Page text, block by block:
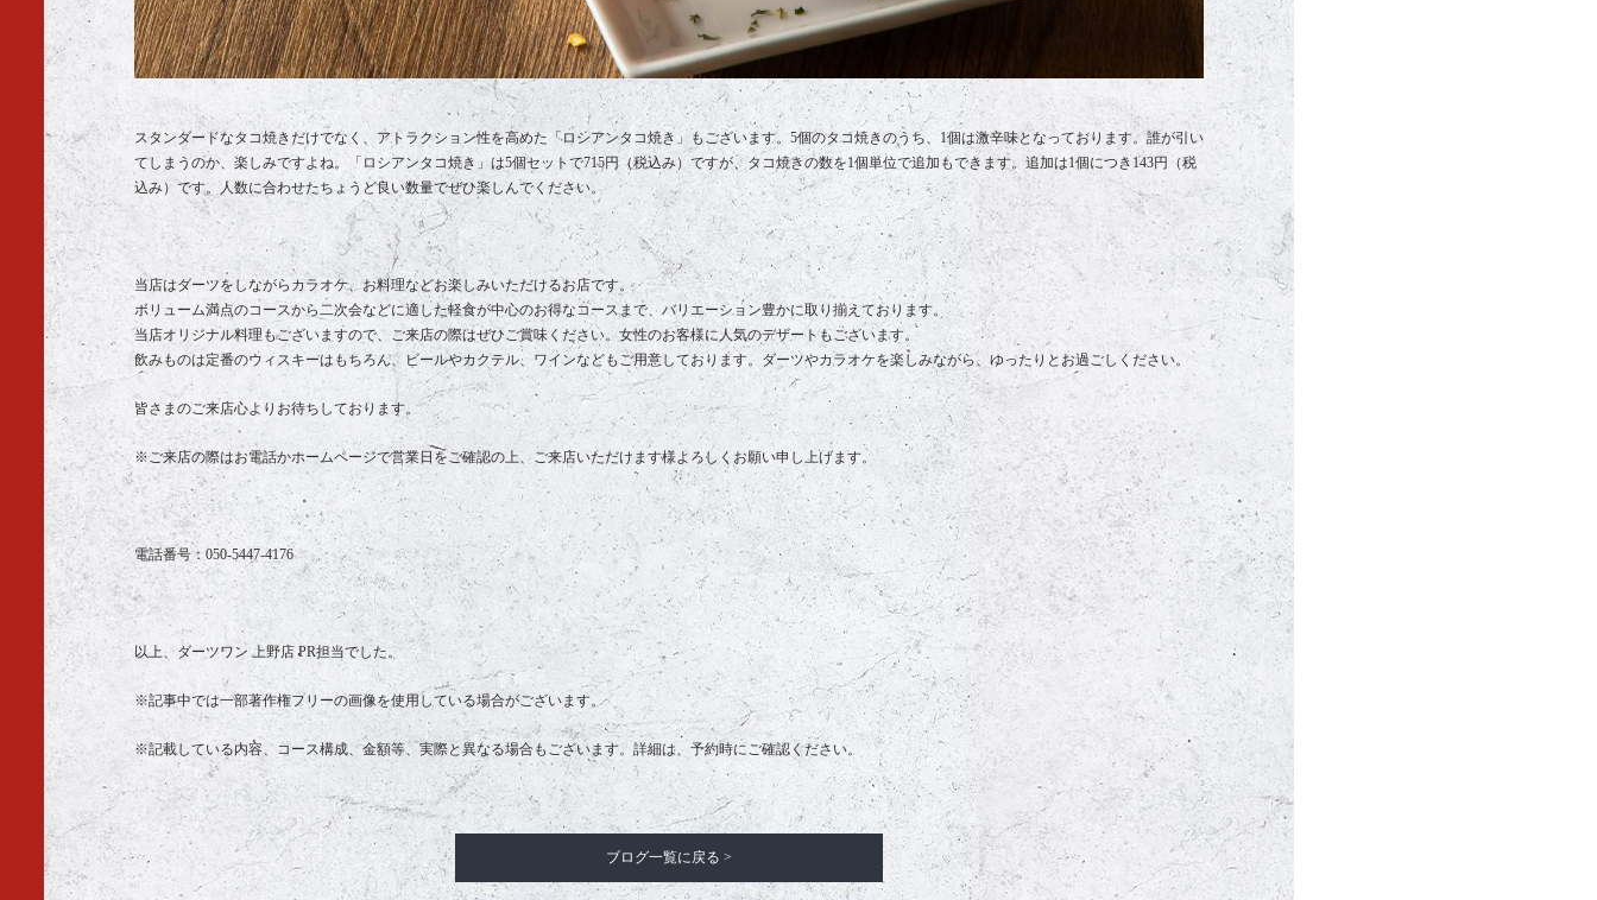
スタンダードなタコ焼きだけでなく、アトラクション性を高めた「ロシアンタコ焼き」もございます。5個のタコ焼きのうち、1個は激辛味となっております。誰が引い
てしまうのか、楽しみですよね。「ロシアンタコ焼き」は5個セットで715円（税込み）ですが、タコ焼きの数を1個単位で追加もできます。追加は1個につき143円（税
込み）です。人数に合わせたちょうど良い数量でぜひ楽しんでください。
当店はダーツをしながらカラオケ、お料理などお楽しみいただけるお店です。
ボリューム満点のコースから二次会などに適した軽食が中心のお得なコースまで、バリエーション豊かに取り揃えております。
当店オリジナル料理もございますので、ご来店の際はぜひご賞味ください。女性のお客様に人気のデザートもございます。
飲みものは定番のウィスキーはもちろん、ビールやカクテル、ワインなどもご用意しております。ダーツやカラオケを楽しみながら、ゆったりとお過ごしください。
皆さまのご来店心よりお待ちしております。
※ご来店の際はお電話かホームページで営業日をご確認の上、ご来店いただけます様よろしくお願い申し上げます。
電話番号： 050-5447-4176
以上、ダーツワン 上野店 PR担当でした。
※記事中では一部著作権フリーの画像を使用している場合がございます。
※記載している内容、コース構成、金額等、実際と異なる場合もございます。詳細は、予約時にご確認ください。
ブログ一覧に戻る >